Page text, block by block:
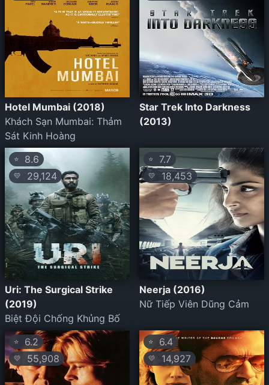
Hotel Mumbai (2018)
Khách Sạn Mumbai: Thảm
Sát Kinh Hoàng
Star Trek Into Darkness
(2013)
⭐ 8.6
💛 29,124
Uri: The Surgical Strike
(2019)
Biệt Đội Chống Khủng Bố
⭐ 7.7
💛 18,453
Neerja (2016)
Nữ Tiếp Viên Dũng Cảm
⭐ 6.2
💛 55,908
⭐ 6.4
💛 14,927